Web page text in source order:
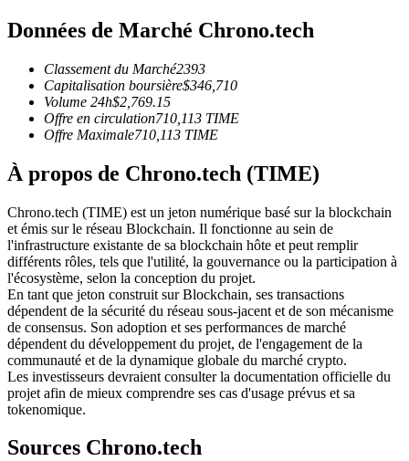
Futures USDC
Futures utilisant l'USDC comme garantie
Copie de Trading
Rejoignez les meilleurs traders
Données de Marché Chrono.tech
Classement du Marché2393
Capitalisation boursière$346,710
Volume 24h$2,769.15
Offre en circulation710,113 TIME
Offre Maximale710,113 TIME
À propos de Chrono.tech (TIME)
Chrono.tech (TIME) est un jeton numérique basé sur la blockchain
et émis sur le réseau Blockchain. Il fonctionne au sein de
l'infrastructure existante de sa blockchain hôte et peut remplir
différents rôles, tels que l'utilité, la gouvernance ou la participation à
l'écosystème, selon la conception du projet.
En tant que jeton construit sur Blockchain, ses transactions
dépendent de la sécurité du réseau sous-jacent et de son mécanisme
de consensus. Son adoption et ses performances de marché
dépendent du développement du projet, de l'engagement de la
communauté et de la dynamique globale du marché crypto.
Les investisseurs devraient consulter la documentation officielle du
projet afin de mieux comprendre ses cas d'usage prévus et sa
tokenomique.
Sources Chrono.tech